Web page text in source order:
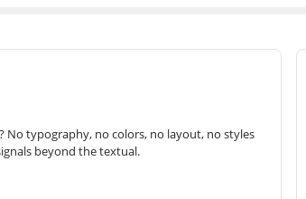
typography, no colors, no layout, no styles
beyond the textual.